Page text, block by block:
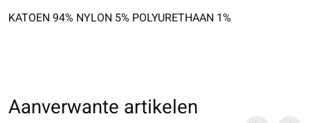
KATOEN 94% NYLON 5% POLYURETHAAN 1%
Aanverwante artikelen